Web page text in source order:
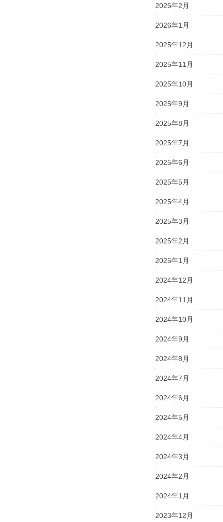
2026年2月
2026年1月
2025年12月
2025年11月
2025年10月
2025年9月
2025年8月
2025年7月
2025年6月
2025年5月
2025年4月
2025年3月
2025年2月
2025年1月
2024年12月
2024年11月
2024年10月
2024年9月
2024年8月
2024年7月
2024年6月
2024年5月
2024年4月
2024年3月
2024年2月
2024年1月
2023年12月